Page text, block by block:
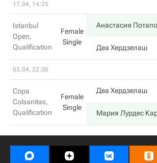
17.04, 14:25
Istanbul
Open,
Qualification
Female
Single
Анастасия
Деа Хердзелаш
03.04, 22:30
Copa
Colsanitas,
Qualification
Female
Single
Деа Хердзелаш
Мария Лурдес